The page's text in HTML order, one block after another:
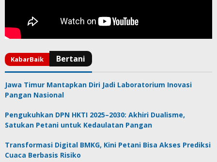
Jawa Timur Mantapkan Diri Jadi Laboratorium Inovasi
Pangan Nasional
Pengukuhkan DPN HKTI 2025–2030: Akhiri Dualisme,
Satukan Petani untuk Kedaulatan Pangan
Transformasi Digital BMKG, Kini Petani Bisa Akses Prediksi
Cuaca Berbasis Risiko